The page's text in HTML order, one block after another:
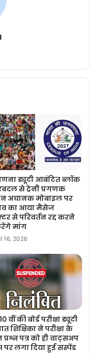
ड्यूटी आबंटित ब्लॉक
से ट्रेनी प्रगणक
अचानक मोबाइल पर
का आया मैसेज
से परिवर्तन रद्द करने
मांग
16, 2026
वीं की बोर्ड परीक्षा ड्यूटी
शिक्षिका ने परीक्षा के
प्रश्न पत्र को ही वाट्सअप
पर लगा दिया हुई सस्पेंड